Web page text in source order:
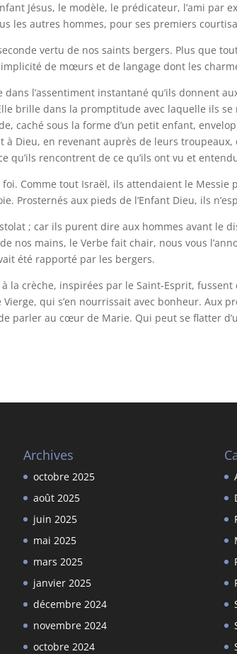
Jésus, le modèle, le prédicateur, l’ami par
les autres hommes, pour ses premiers
vertu de nos saints bergers. Plus que
de mœurs et de langage dont les
l’assentiment instantané qu’ils donnent
brille dans la promptitude avec laquelle ils
caché sous la forme d’un petit enfant,
à Dieu, en revenant auprès de leurs
qu’ils rencontrent de ce qu’ils ont vu et
foi. Comme tout Israël, ils attendaient le Messie
Prosternés aux pieds de l’Enfant Dieu, ils
; car ils purent dire aux hommes avant le
nos mains, le Verbe fait chair, nous vous
été rapporté par les bergers.
la crèche, inspirées par le Saint-Esprit, fussent
qui s’en nourrissait avec bonheur. Aux
parler au cœur de Marie. Qui peut se flatter
Archives
octobre 2025
août 2025
juin 2025
mai 2025
mars 2025
janvier 2025
décembre 2024
novembre 2024
octobre 2024